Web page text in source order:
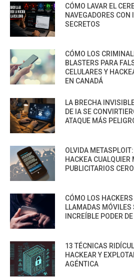
CÓMO LAVAR EL
NAVEGADORES CON
SECRETOS
CÓMO LOS
BLASTERS PARA
CELULARES Y
EN CANADÁ
LA BRECHA
DE IA SE
ATAQUE MÁS
OLVIDA
HACKEA CUALQUIER
PUBLICITARIOS
CÓMO LOS
LLAMADAS MÓVILES
INCREÍBLE PODER
13 TÉCNICAS
HACKEAR Y
AGÉNTICA